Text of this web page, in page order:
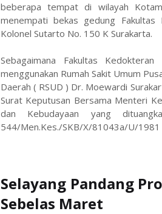
beberapa tempat di wilayah
menempati bekas gedung Fakultas
Kolonel Sutarto No. 150 K Surakarta.
Sebagaimana Fakultas
menggunakan Rumah Sakit Umum
Daerah ( RSUD ) Dr. Moewardi
Surat Keputusan Bersama Menteri
dan Kebudayaan yang
544/Men.Kes./SKB/X/81043a/U/
Selayang Pandang
Sebelas Maret